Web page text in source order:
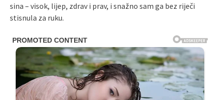
sina – visok, lijep, zdrav i prav, i snažno sam ga bez riječi
stisnula za ruku.